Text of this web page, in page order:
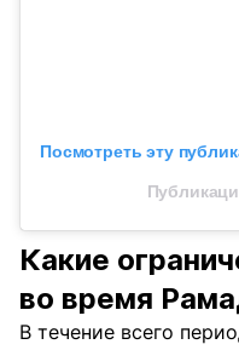
Посмотреть эту
Какие
во время
В течение всего